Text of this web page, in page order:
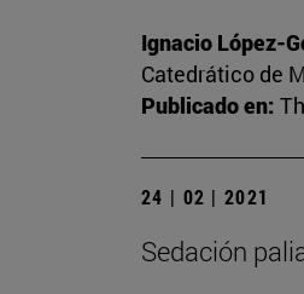
Ignacio López-
Catedrático de
Publicado en:
24 | 02 | 2021
Sedación